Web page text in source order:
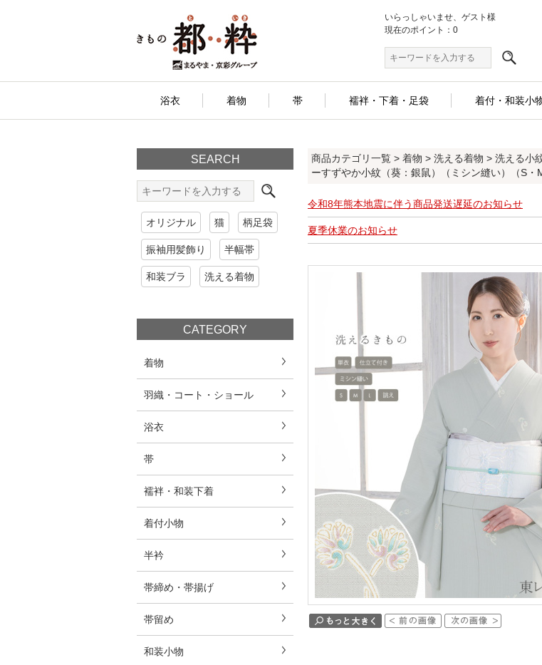
いらっしゃいませ、ゲスト様
現在のポイント：0
浴衣 着物 帯 襦袢・下着・足袋 着付・和装小
SEARCH
オリジナル 猫 柄足袋
振袖用髪飾り 半幅帯
和装ブラ 洗える着物
CATEGORY
着物
羽織・コート・ショール
浴衣
帯
襦袢・和装下着
着付小物
半衿
帯締め・帯揚げ
帯留め
和装小物
商品カテゴリ一覧 > 着物 > 洗える着物 > 洗える小
ーすずやか小紋（葵：銀鼠）（ミシン縫い）（S・
令和8年熊本地震に伴う商品発送遅延のお知らせ
夏季休業のお知らせ